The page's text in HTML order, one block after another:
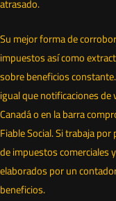
atrasado.
Su mejor forma de
impuestos así­ como
sobre beneficios
igual que notificaciones
Canadá o en la barra
Fiable Social. Si trabaja
de impuestos comerciales
elaborados por un
beneficios.